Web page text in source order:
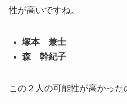
性が高いですね。
塚本 兼士
森 幹紀子
この２人の可能性が高かった